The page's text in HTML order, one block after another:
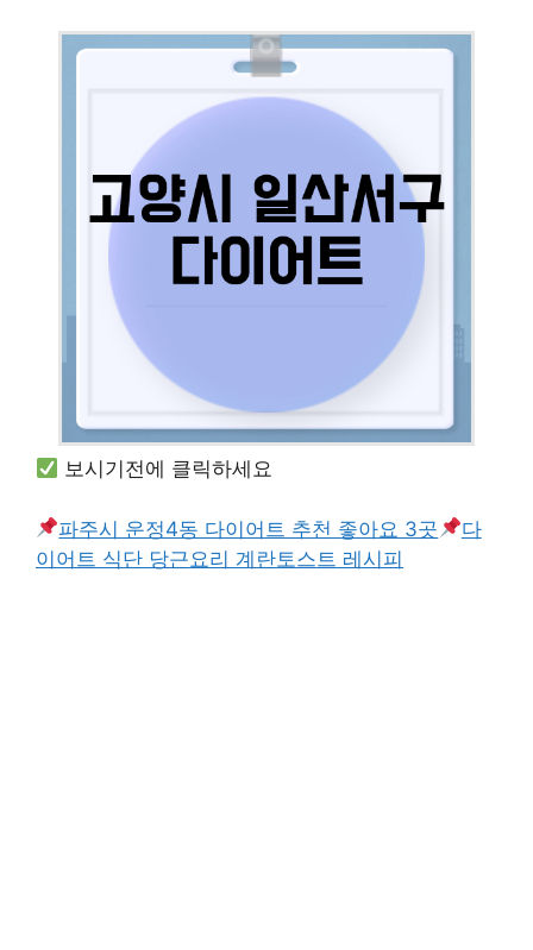
보시기전에 클릭하세요
파주시 운정4동 다이어트 추천 좋아요 3곳
다
이어트 식단 당근요리 계란토스트 레시피